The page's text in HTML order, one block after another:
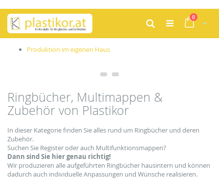
Zum
Inhalt
springen
Cart
0Artikel
Suche
Produktion im eigenen Haus
Ringbücher, Multimappen &
Zubehör von Plastikor
In dieser Kategorie finden Sie alles rund um Ringbücher und deren
Zubehör.
Suchen Sie Register oder auch Multifunktionsmappen?
Dann sind Sie hier genau richtig!
Wir produzieren alle aufgeführten Ringbücher hausintern und können
dadurch auch individuelle Anpassungen und Wünsche realisieren.